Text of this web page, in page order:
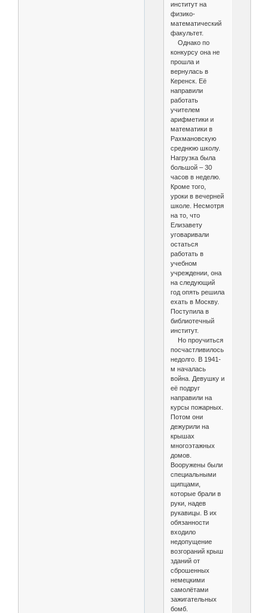
институт на
физико-
математический
факультет.
Однако по
конкурсу она не
прошла и
вернулась в
Керенск. Её
направили
работать
учителем
арифметики и
математики в
Рахмановскую
среднюю школу.
Нагрузка была
большой – 30
часов в неделю.
Кроме того,
уроки в вечерней
школе. Несмотря
на то, что
Елизавету
уговаривали
остаться
работать в
учебном
учреждении, она
на следующий
год опять решила
ехать в Москву.
Поступила в
библиотечный
институт.
Но проучиться
посчастливилось
недолго. В 1941-
м началась
война. Девушку и
её подруг
направили на
курсы пожарных.
Потом они
дежурили на
крышах
многоэтажных
домов.
Вооружены были
специальными
щипцами,
которые брали в
руки, надев
рукавицы. В их
обязанности
входило
недопущение
возгораний крыш
зданий от
сброшенных
немецкими
самолётами
зажигательных
бомб.